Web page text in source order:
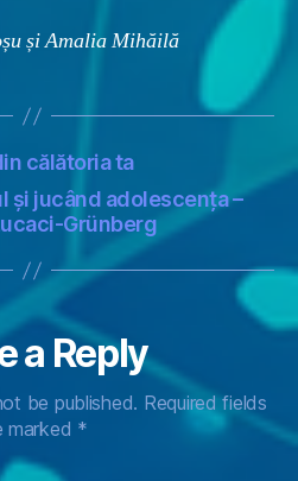
și Amalia Mihăilă
călătoria ta
și jucând adolescența –
Grünberg
a Reply
be published. Required fields
marked *